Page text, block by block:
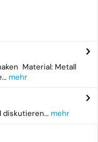
Material: Metall
mehr
diskutieren... mehr